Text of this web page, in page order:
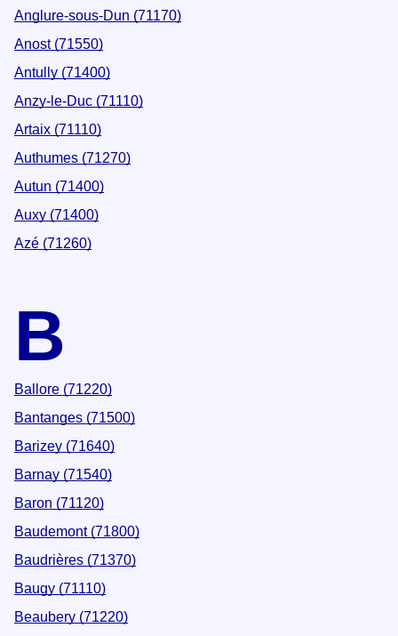
Anglure-sous-Dun (71170)
Anost (71550)
Antully (71400)
Anzy-le-Duc (71110)
Artaix (71110)
Authumes (71270)
Autun (71400)
Auxy (71400)
Azé (71260)
B
Ballore (71220)
Bantanges (71500)
Barizey (71640)
Barnay (71540)
Baron (71120)
Baudemont (71800)
Baudrières (71370)
Baugy (71110)
Beaubery (71220)